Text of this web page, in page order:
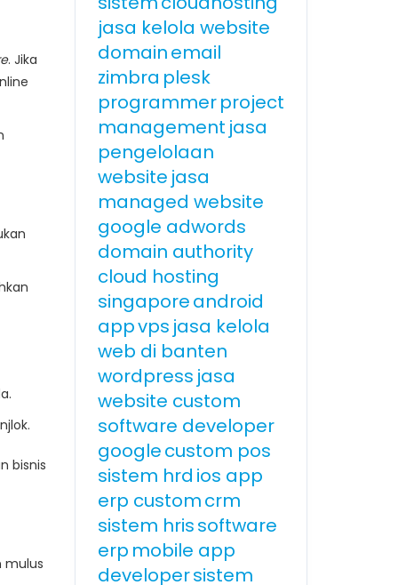
. Jika
bisnis
mulus
jasa kelola website
domainemail
zimbra plesk
programmerproject
management jasa
pengelolaan
website jasa
managed website
google adwords
domain authority
cloud hosting
singaporeandroid
appvps jasa kelola
web di banten
wordpress jasa
website custom
software developer
googlecustom pos
sistem hrd ios app
erp customcrm
sistem hrissoftware
erp mobile app
developersistem